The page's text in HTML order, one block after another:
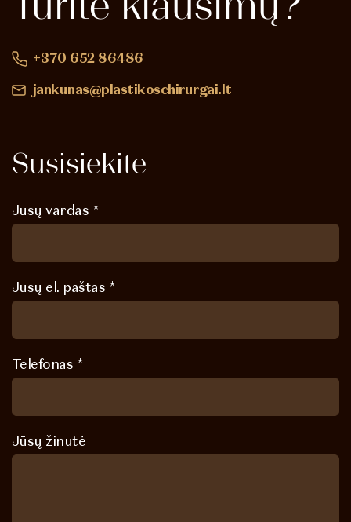
+370 652 86486
jankunas@plastikoschirurgai.lt
Susisiekite
Jūsų vardas *
Jūsų el. paštas *
Telefonas *
Jūsų žinutė